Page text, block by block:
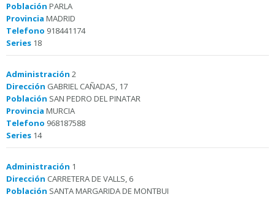
Población PARLA
Provincia MADRID
Telefono 918441174
Series 18
Administración 2
Dirección GABRIEL CAÑADAS, 17
Población SAN PEDRO DEL PINATAR
Provincia MURCIA
Telefono 968187588
Series 14
Administración 1
Dirección CARRETERA DE VALLS, 6
Población SANTA MARGARIDA DE MONTBUI